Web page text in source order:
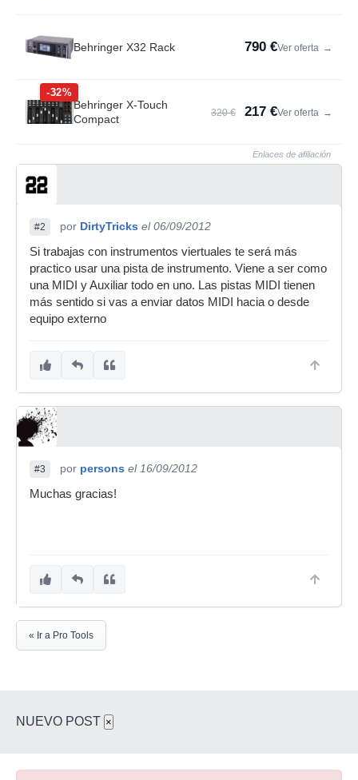
Behringer X32 Rack 790 €Ver oferta →
-32%
Behringer X-Touch
Compact
320 € 217 €Ver oferta →
Enlaces de afiliación
#2 por DirtyTricks el 06/09/2012
Si trabajas con instrumentos viertuales te será más
practico usar una pista de instrumento. Viene a ser como
una MIDI y Auxiliar todo en uno. Las pistas MIDI tienen
más sentido si vas a enviar datos MIDI hacia o desde
equipo externo
#3 por persons el 16/09/2012
Muchas gracias!
« Ir a Pro Tools
NUEVO POST ×